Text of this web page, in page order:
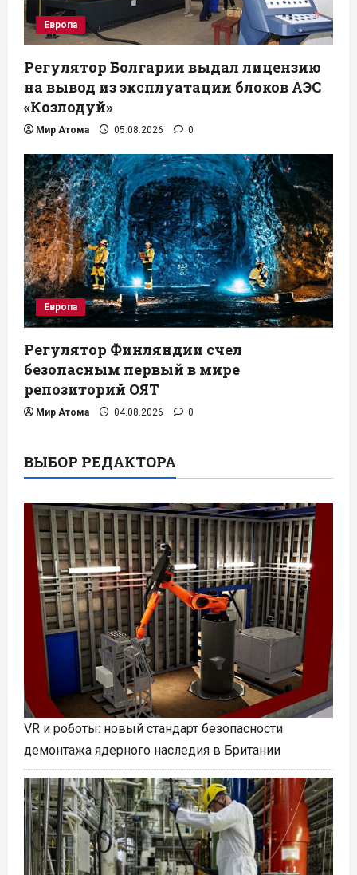
Европа
Регулятор Болгарии выдал лицензию
на вывод из эксплуатации блоков АЭС
«Козлодуй»
Мир Атома 05.08.2026 0
Европа
Регулятор Финляндии счел
безопасным первый в мире
репозиторий ОЯТ
Мир Атома 04.08.2026 0
ВЫБОР РЕДАКТОРА
VR и роботы: новый стандарт безопасности
демонтажа ядерного наследия в Британии